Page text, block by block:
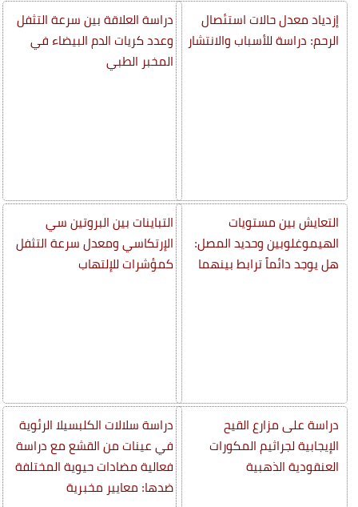
إزدياد معدل حالات استئصال
الرحم: دراسة للأسباب والانتشار
التعايش بين مستويات
الهيموغلوبين وحديد المصل:
هل يوجد دائماً ترابط بينهما
دراسة على مزارع القيح
الإيجابية لجراثيم المكورات
العنقودية الذهبية
دراسة العلاقة بين سرعة التثفل
وعدد كريات الدم البيضاء في
المخبر الطبي
التباينات بين البروتين سي
الإرتكاسي ومعدل سرعة التثفل
كمؤشرات للإلتهاب
دراسة سلالات الكلبسيلا الرئوية
في عينات من القشع مع دراسة
فعالية مضادات حيوية المختلفة
ضدها: معايير مخبرية